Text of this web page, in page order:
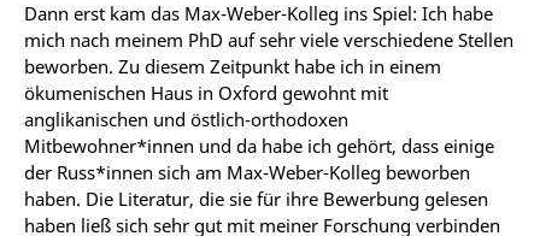
Dann erst kam das Max-Weber-Kolleg ins Spiel: Ich habe
mich nach meinem PhD auf sehr viele verschiedene Stellen
beworben. Zu diesem Zeitpunkt habe ich in einem
ökumenischen Haus in Oxford gewohnt mit
anglikanischen und östlich-orthodoxen
Mitbewohner*innen und da habe ich gehört, dass einige
der Russ*innen sich am Max-Weber-Kolleg beworben
haben. Die Literatur, die sie für ihre Bewerbung gelesen
haben ließ sich sehr gut mit meiner Forschung verbinden